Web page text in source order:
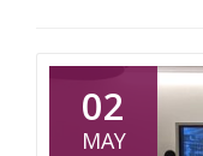
02
MAY